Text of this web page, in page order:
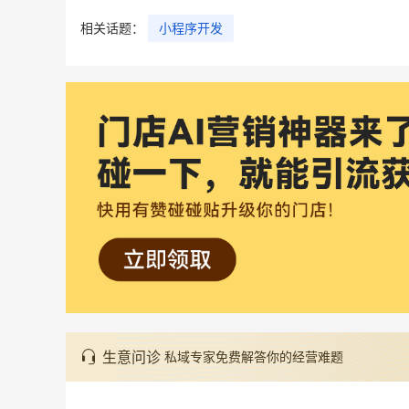
相关话题： 小程序开发
生意问诊 私域专家免费解答你的经营难题